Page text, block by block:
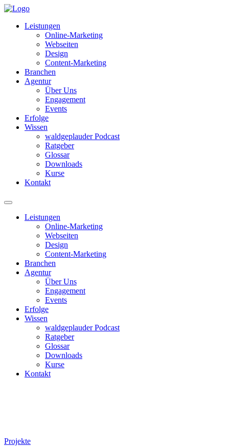
Leistungen
Online-Marketing
Webseiten
Design
Content-Marketing
Branchen
Agentur
Über Uns
Engagement
Events
Erfolge
Wissen
waldgeplauder Podcast
Ratgeber
Glossar
Downloads
Kurse
Kontakt
Leistungen
Online-Marketing
Webseiten
Design
Content-Marketing
Branchen
Agentur
Über Uns
Engagement
Events
Erfolge
Wissen
waldgeplauder Podcast
Ratgeber
Glossar
Downloads
Kurse
Kontakt
Projekte